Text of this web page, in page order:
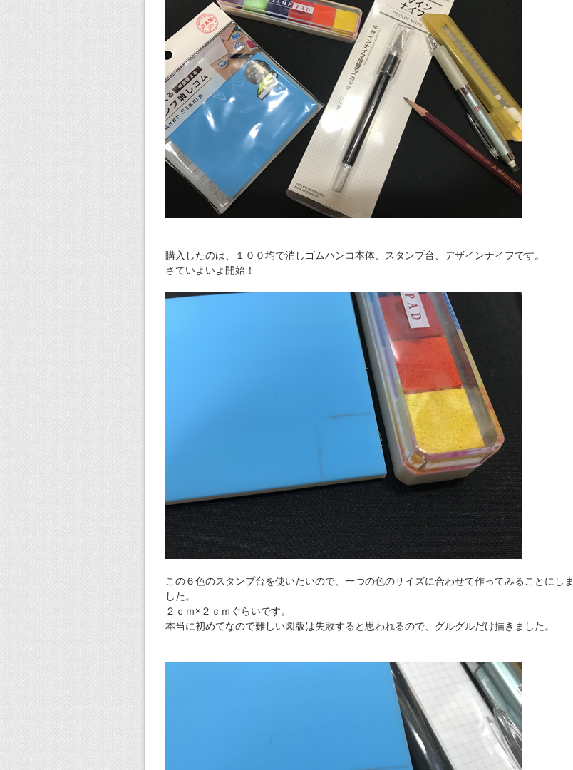
購入したのは、１００均で消しゴムハンコ本体、スタンプ台、デザインナイフです。
さていよいよ開始！
この６色のスタンプ台を使いたいので、一つの色のサイズに合わせて作ってみることにしま
した。
２ｃｍ×２ｃｍぐらいです。
本当に初めてなので難しい図版は失敗すると思われるので、グルグルだけ描きました。